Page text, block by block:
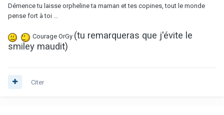
Démence tu laisse orpheline ta maman et tes copines, tout le monde
pense fort à toi ...
Courage OrGy (tu remarqueras que j'évite le
smiley maudit)
Citer